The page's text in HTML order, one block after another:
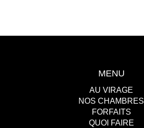
MENU
AU VIRAGE
NOS CHAMBRES
FORFAITS
QUOI FAIRE